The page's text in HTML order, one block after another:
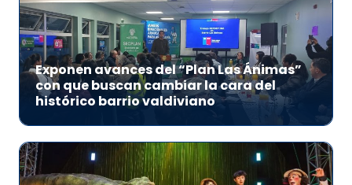
Exponen avances del “Plan Las Ánimas”
con que buscan cambiar la cara del
histórico barrio valdiviano